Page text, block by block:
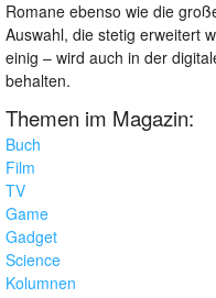
Romane ebenso wie die
Auswahl, die stetig erweitert
einig – wird auch in der
behalten.
Themen im Magazin:
Buch
Film
TV
Game
Gadget
Science
Kolumnen